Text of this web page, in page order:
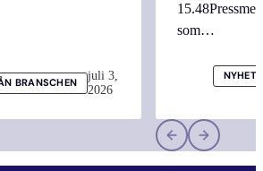
BRANSCHEN
juli 3,
2026
som…